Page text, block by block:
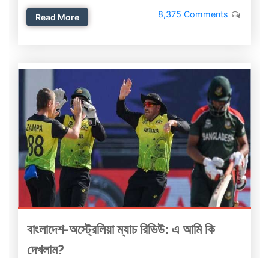
Read More 8,375 Comments
বাংলাদেশ-অস্ট্রেলিয়া ম্যাচ রিভিউ: এ আমি কি
দেখলাম?